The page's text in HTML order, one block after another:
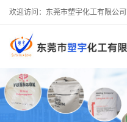
欢迎访问：东莞市塑宇化工有限公司